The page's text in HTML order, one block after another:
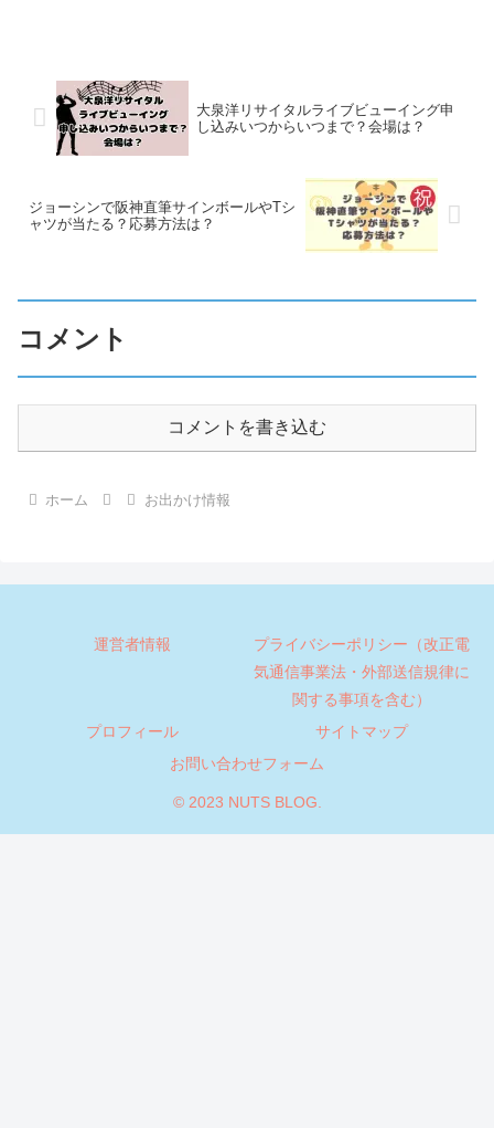
大泉洋リサイタルライブビューイング申
し込みいつからいつまで？会場は？
ジョーシンで阪神直筆サインボールやTシ
ャツが当たる？応募方法は？
コメント
コメントを書き込む
ホーム お出かけ情報
運営者情報
プライバシーポリシー（改正電
気通信事業法・外部送信規律に
関する事項を含む）
プロフィール
サイトマップ
お問い合わせフォーム
© 2023 NUTS BLOG.